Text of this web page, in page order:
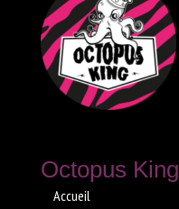
Octopus King
Accueil